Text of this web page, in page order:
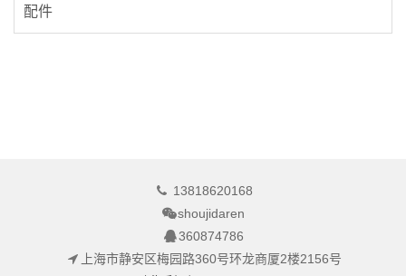
配件
13818620168
shoujidaren
360874786
上海市静安区梅园路360号环龙商厦2楼2156号